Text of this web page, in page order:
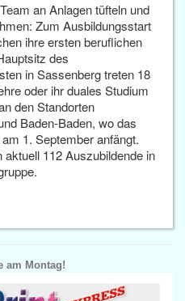
an Anlagen tüfteln und
Zum Ausbildungsstart
ihre ersten beruflichen
des
in Sassenberg treten 18
oder ihr duales Studium
den Standorten
Baden-Baden, wo das
1. September anfängt.
112 Auszubildende in
am Montag!